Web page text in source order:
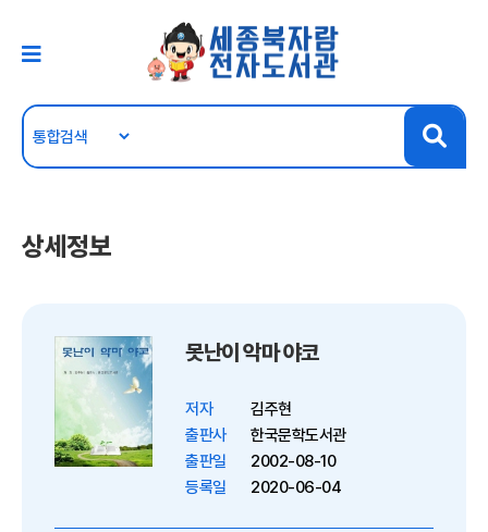
상세정보
못난이 악마 야코
저자
김주현
출판사
한국문학도서관
출판일
2002-08-10
등록일
2020-06-04